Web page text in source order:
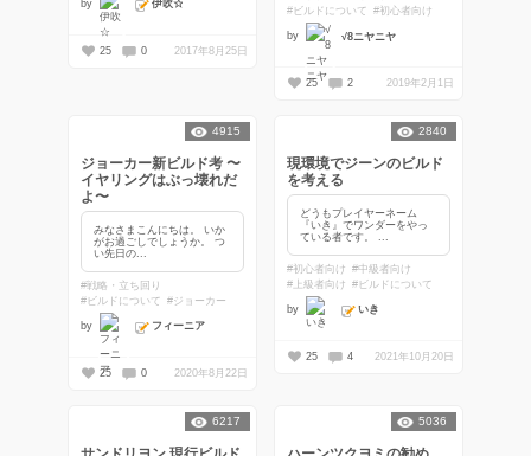
by 伊吹☆
25 0 2017年8月25日
#ビルドについて #初心者向け
by √8ニヤニヤ
25 2 2019年2月1日
ジョーカー新ビルド考 〜
イヤリングはぶっ壊れだ
よ〜
みなさまこんにちは。 いか
がお過ごしでしょうか。 つ
い先日の...
#戦略・立ち回り
#ビルドについて #ジョーカー
by フィーニア
4915
25 0 2020年8月22日
現環境でジーンのビルド
を考える
どうもプレイヤーネーム
『いき』でワンダーをやっ
ている者です。 ...
#初心者向け #中級者向け
#上級者向け #ビルドについて
by いき
2840
25 4 2021年10月20日
6217 5036